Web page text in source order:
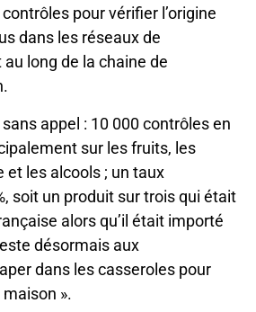
pour vérifier l’origine
dans les réseaux de
long de la chaine de
appel : 10 000 contrôles en
sur les fruits, les
et les alcools ; un taux
soit un produit sur trois qui était
alors qu’il était importé
désormais aux
dans les casseroles pour
».